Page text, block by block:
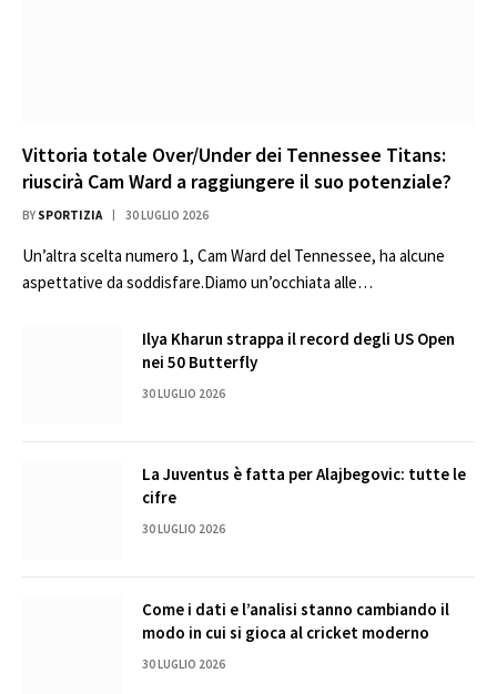
Vittoria totale Over/Under dei Tennessee Titans:
riuscirà Cam Ward a raggiungere il suo potenziale?
BY SPORTIZIA 30 LUGLIO 2026
Un’altra scelta numero 1, Cam Ward del Tennessee, ha alcune
aspettative da soddisfare.Diamo un’occhiata alle…
Ilya Kharun strappa il record degli US Open
nei 50 Butterfly
30 LUGLIO 2026
La Juventus è fatta per Alajbegovic: tutte le
cifre
30 LUGLIO 2026
Come i dati e l’analisi stanno cambiando il
modo in cui si gioca al cricket moderno
30 LUGLIO 2026